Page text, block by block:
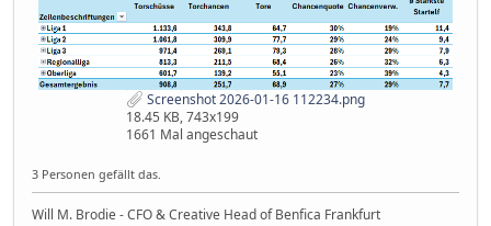
Screenshot 2026-01-16 112234.png
18.45 KB, 743x199
1661 Mal angeschaut
3 Personen gefällt das.
Will M. Brodie - CFO & Creative Head of Benfica Frankfurt